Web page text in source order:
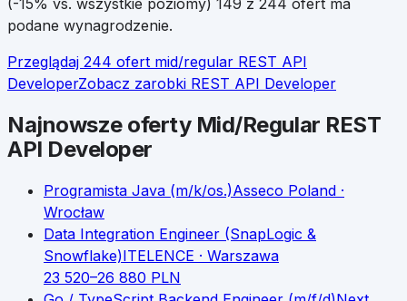
podane wynagrodzenie.
Przeglądaj 244 ofert mid/regular REST API
DeveloperZobacz zarobki REST API Developer
Najnowsze oferty Mid/Regular REST
API Developer
Programista Java (m/k/os.)Asseco Poland ·
Wrocław
Data Integration Engineer (SnapLogic &
Snowflake)ITELENCE · Warszawa
23 520–26 880 PLN